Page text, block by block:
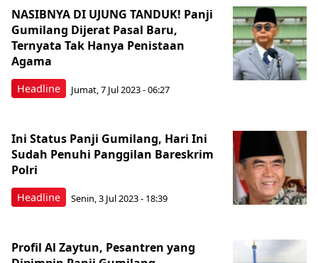
Headline
NASIBNYA DI UJUNG TANDUK! Panji
Gumilang Dijerat Pasal Baru,
Ternyata Tak Hanya Penistaan
Agama
Jumat, 7 Jul 2023 - 06:27
Headline
Ini Status Panji Gumilang, Hari Ini
Sudah Penuhi Panggilan Bareskrim
Polri
Senin, 3 Jul 2023 - 18:39
Profil Al Zaytun, Pesantren yang